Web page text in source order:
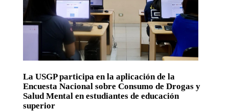
La USGP participa en la aplicación de la
Encuesta Nacional sobre Consumo de Drogas y
Salud Mental en estudiantes de educación
superior